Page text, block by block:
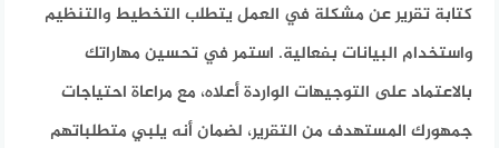
كتابة تقرير عن مشكلة في العمل يتطلب التخطيط والتنظيم
واستخدام البيانات بفعالية. استمر في تحسين مهاراتك
بالاعتماد على التوجيهات الواردة أعلاه، مع مراعاة احتياجات
جمهورك المستهدف من التقرير، لضمان أنه يلبي متطلباتهم